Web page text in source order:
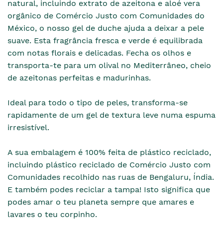
natural, incluindo extrato de azeitona e aloé vera
orgânico de Comércio Justo com Comunidades do
México, o nosso gel de duche ajuda a deixar a pele
suave. Esta fragrância fresca e verde é equilibrada
com notas florais e delicadas. Fecha os olhos e
transporta-te para um olival no Mediterrâneo, cheio
de azeitonas perfeitas e madurinhas.
Ideal para todo o tipo de peles, transforma-se
rapidamente de um gel de textura leve numa espuma
irresistível.
A sua embalagem é 100% feita de plástico reciclado,
incluindo plástico reciclado de Comércio Justo com
Comunidades recolhido nas ruas de Bengaluru, Índia.
E também podes reciclar a tampa! Isto significa que
podes amar o teu planeta sempre que amares e
lavares o teu corpinho.